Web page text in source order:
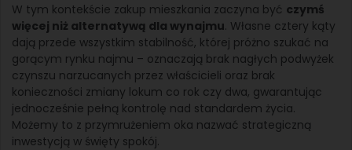
W tym kontekście zakup mieszkania zaczyna być czymś
więcej niż alternatywą dla wynajmu. Własne cztery kąty
dają przede wszystkim stabilność, której próżno szukać na
gorącym rynku najmu – oznaczają brak nagłych podwyżek
czynszu narzucanych przez właścicieli oraz brak
konieczności zmiany lokum co rok czy dwa, gwarantując
jednocześnie pełną kontrolę nad standardem życia.
Możemy to z przymrużeniem oka nazwać strategiczną
inwestycją w święty spokój.